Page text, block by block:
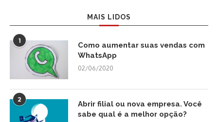
MAIS LIDOS
1
Como aumentar suas vendas com
WhatsApp
02/06/2020
2
Abrir filial ou nova empresa. Você
sabe qual é a melhor opção?